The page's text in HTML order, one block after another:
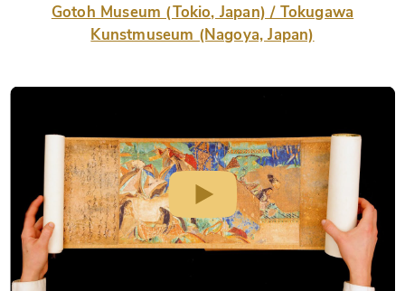
Gotoh Museum (Tokio, Japan) / Tokugawa
Kunstmuseum (Nagoya, Japan)